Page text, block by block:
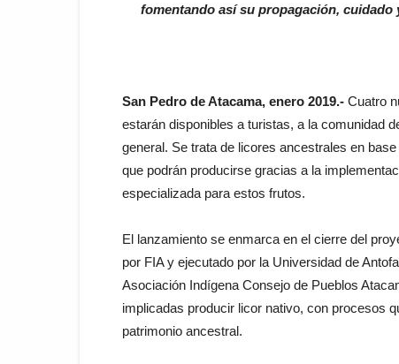
fomentando así su propagación, cuidado
San Pedro de Atacama, enero 2019.- Cuatro
estarán disponibles a turistas, a la comunidad
general. Se trata de licores ancestrales en
que podrán producirse gracias a la
especializada para estos frutos.
El lanzamiento se enmarca en el cierre del
por FIA y ejecutado por la Universidad de
Asociación Indígena Consejo de Pueblos
implicadas producir licor nativo, con procesos
patrimonio ancestral.